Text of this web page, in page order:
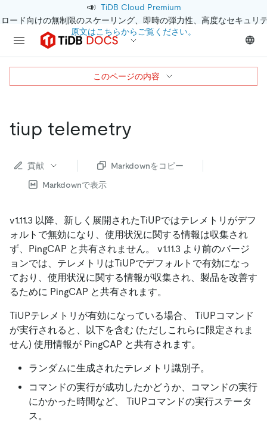
📣 TiDB Cloud Premium
ード向けの無制限のスケーリング、即時の弾力性、高度なセキュリ
原文はこちらからご覧ください。
tiup telemetry
貢献
Markdownをコピー
Markdownで表示
v1.11.3 以降、新しく展開されたTiUPではテレメトリがデフ
ォルトで無効になり、使用状況に関する情報は収集され
ず、PingCAP と共有されません。 v1.11.3 より前のバージ
ョンでは、テレメトリはTiUPでデフォルトで有効になっ
ており、使用状況に関する情報が収集され、製品を改善す
るために PingCAP と共有されます。
TiUPテレメトリが有効になっている場合、 TiUPコマンド
が実行されると、以下を含む (ただしこれらに限定されま
せん) 使用情報が PingCAP と共有されます。
ランダムに生成されたテレメトリ識別子。
コマンドの実行が成功したかどうか、コマンドの実行
にかかった時間など、 TiUPコマンドの実行ステータ
ス。
このページの内容